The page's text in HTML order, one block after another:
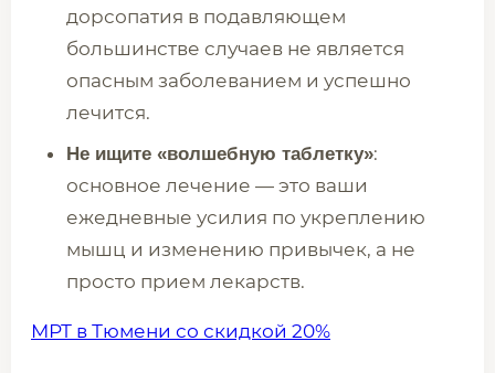
дорсопатия в подавляющем
большинстве случаев не является
опасным заболеванием и успешно
лечится.
Не ищите «волшебную таблетку»:
основное лечение — это ваши
ежедневные усилия по укреплению
мышц и изменению привычек, а не
просто прием лекарств.
МРТ в Тюмени со скидкой 20%